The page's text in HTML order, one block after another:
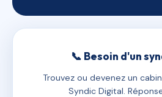
📞 Besoin d'un
Trouvez ou devenez un
Syndic Digital.